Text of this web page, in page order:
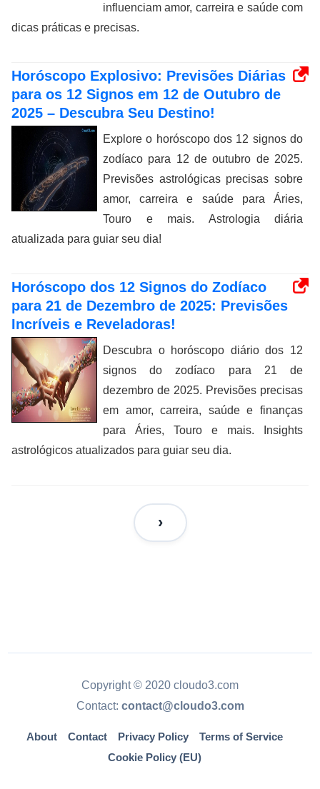
influenciam amor, carreira e saúde com
dicas práticas e precisas.
Horóscopo Explosivo: Previsões Diárias
para os 12 Signos em 12 de Outubro de
2025 – Descubra Seu Destino!
Explore o horóscopo dos 12 signos do
zodíaco para 12 de outubro de 2025.
Previsões astrológicas precisas sobre
amor, carreira e saúde para Áries,
Touro e mais. Astrologia diária
atualizada para guiar seu dia!
Horóscopo dos 12 Signos do Zodíaco
para 21 de Dezembro de 2025: Previsões
Incríveis e Reveladoras!
Descubra o horóscopo diário dos 12
signos do zodíaco para 21 de
dezembro de 2025. Previsões precisas
em amor, carreira, saúde e finanças
para Áries, Touro e mais. Insights
astrológicos atualizados para guiar seu dia.
Copyright © 2020 cloudo3.com
Contact: contact@cloudo3.com
About Contact Privacy Policy
Terms of Service
Cookie Policy (EU)